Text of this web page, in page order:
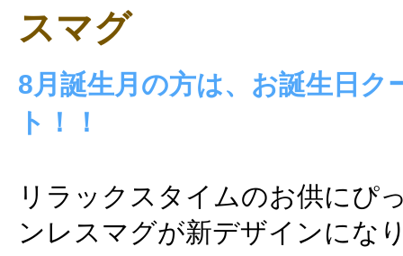
スマグ
8月誕生月の方は、お誕生日ク
ト！！
リラックスタイムのお供にぴ
ンレスマグが新デザインにな